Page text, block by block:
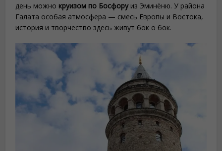
день можно круизом по Босфоруиз Эминёню. У района
Галата особая атмосфера — смесь Европы и Востока,
история и творчество здесь живут бок о бок.